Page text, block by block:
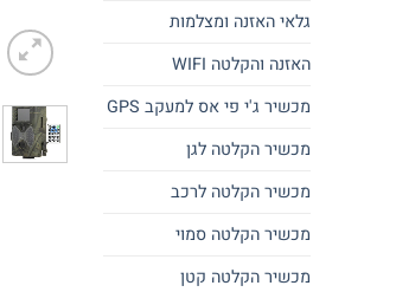
גלאי האזנה ומצלמות
האזנה והקלטה WIFI
מכשיר ג'י פי אס למעקב GPS
מכשיר הקלטה לגן
מכשיר הקלטה לרכב
מכשיר הקלטה סמוי
מכשיר הקלטה קטן